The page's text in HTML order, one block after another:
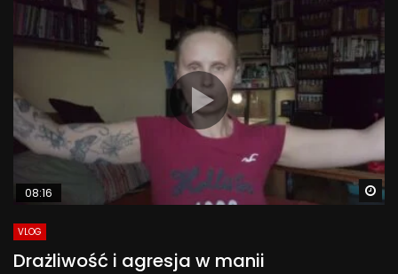
08:16
VLOG
Drażliwość i agresja w manii